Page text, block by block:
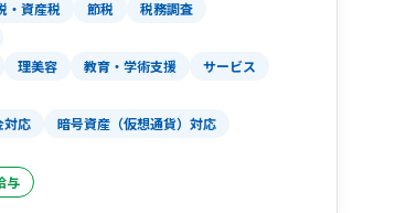
・資産税 節税
税務調査
理美容 教育・学術支援
サービス
対応
暗号資産（仮想通貨）対応
与